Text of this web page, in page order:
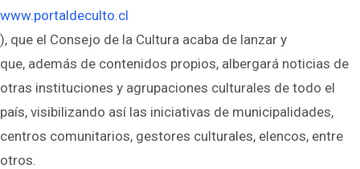
www.portaldeculto.cl
), que el Consejo de la Cultura acaba de lanzar y
que, además de contenidos propios, albergará noticias de
otras instituciones y agrupaciones culturales de todo el
país, visibilizando así las iniciativas de municipalidades,
centros comunitarios, gestores culturales, elencos, entre
otros.